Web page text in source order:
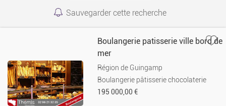
Sauvegarder cette recherche
Boulangerie patisserie ville bord de
mer
Région de Guingamp
Boulangerie pâtisserie chocolaterie
195 000,00 €